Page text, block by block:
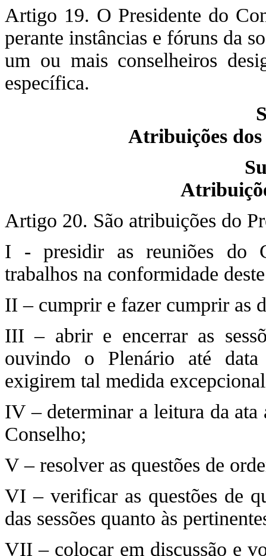
Artigo 19. O Presidente do
perante instâncias e fóruns da
um ou mais conselheiros
específica.
Atribuições
Artigo 20. São atribuições do
I - presidir as reuniões do
trabalhos na conformidade
II – cumprir e fazer cumprir as
III – abrir e encerrar as
ouvindo o Plenário até data
exigirem tal medida
IV – determinar a leitura da ata
Conselho;
V – resolver as questões de
VI – verificar as questões de
das sessões quanto às
VII – colocar em discussão e